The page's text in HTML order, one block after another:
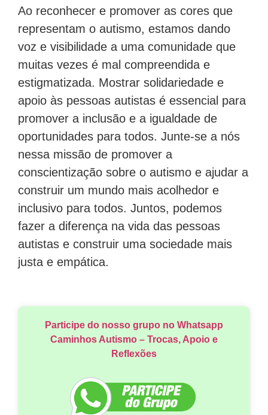
Ao reconhecer e promover as cores que
representam o autismo, estamos dando
voz e visibilidade a uma comunidade que
muitas vezes é mal compreendida e
estigmatizada. Mostrar solidariedade e
apoio às pessoas autistas é essencial para
promover a inclusão e a igualdade de
oportunidades para todos. Junte-se a nós
nessa missão de promover a
conscientização sobre o autismo e ajudar a
construir um mundo mais acolhedor e
inclusivo para todos. Juntos, podemos
fazer a diferença na vida das pessoas
autistas e construir uma sociedade mais
justa e empática.
Participe do nosso grupo no Whatsapp
Caminhos Autismo – Trocas, Apoio e
Reflexões